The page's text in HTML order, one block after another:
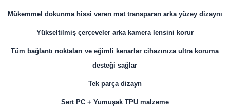
Mükemmel dokunma hissi veren mat transparan arka yüzey dizaynı
Yükseltilmiş çerçeveler arka kamera lensini korur
Tüm bağlantı noktaları ve eğimli kenarlar cihazınıza ultra koruma
desteği sağlar
Tek parça dizayn
Sert PC + Yumuşak TPU malzeme